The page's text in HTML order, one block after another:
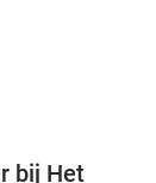
bij Het